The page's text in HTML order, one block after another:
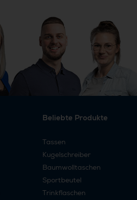
Beliebte Produkte
Tassen
Kugelschreiber
Baumwolltaschen
Sportbeutel
Trinkflaschen